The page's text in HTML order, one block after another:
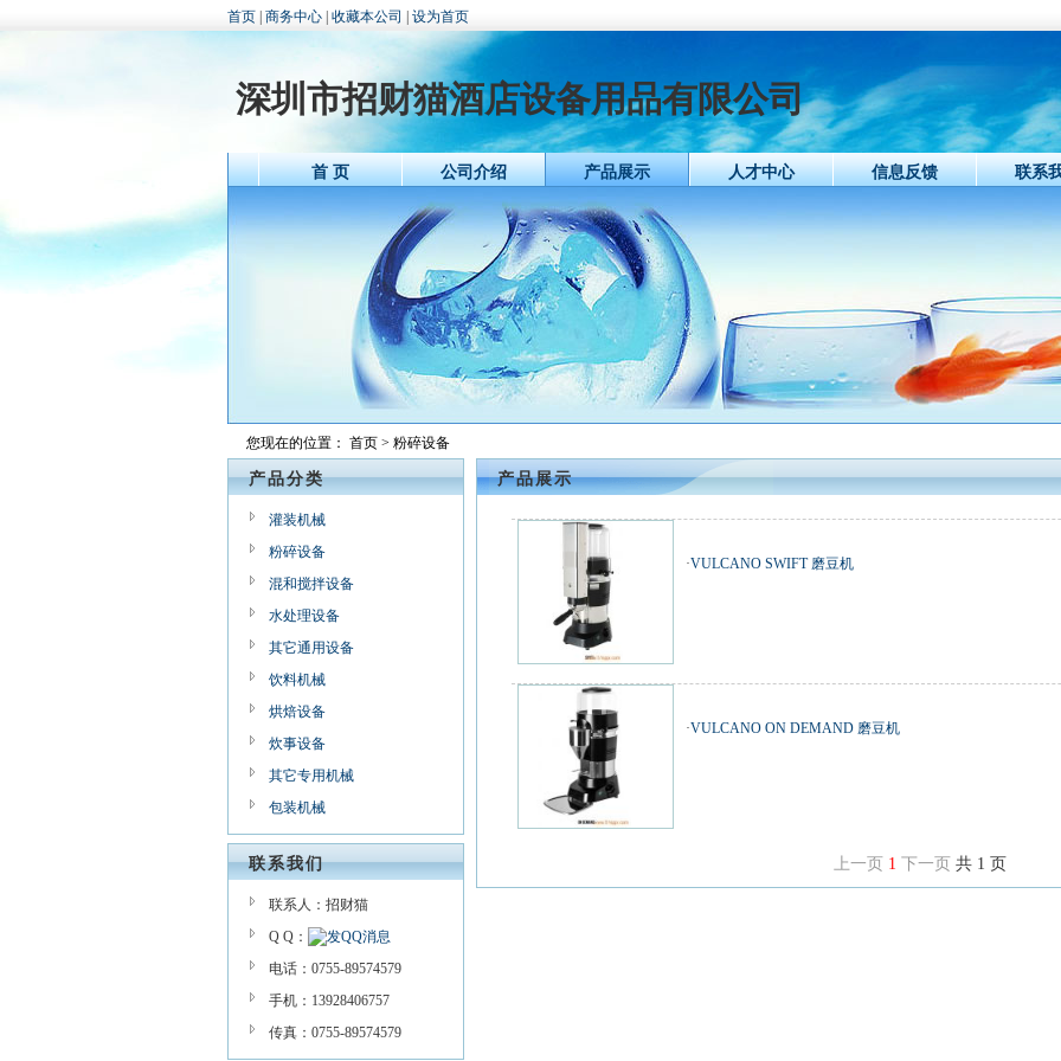
首页 商务中心 收藏本公司 设为首页
深圳市招财猫酒店设备用品有限公司
首 页 公司介绍 产品展示 人才中心 信息反馈 联系
您现在的位置： 首页 > 粉碎设备
产品分类
灌装机械
粉碎设备
混和搅拌设备
水处理设备
其它通用设备
饮料机械
烘焙设备
炊事设备
其它专用机械
包装机械
联系我们
联系人：招财猫
Q Q：
电话：0755-89574579
手机：13928406757
传真：0755-89574579
产品展示
·VULCANO SWIFT 磨豆机
·VULCANO ON DEMAND 磨豆机
上一页 1 下一页 共 1 页